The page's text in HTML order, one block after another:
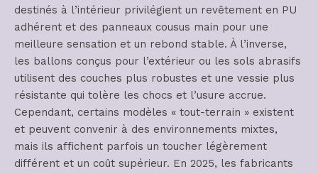
destinés à l’intérieur privilégient un revêtement en PU
adhérent et des panneaux cousus main pour une
meilleure sensation et un rebond stable. À l’inverse,
les ballons conçus pour l’extérieur ou les sols abrasifs
utilisent des couches plus robustes et une vessie plus
résistante qui tolère les chocs et l’usure accrue.
Cependant, certains modèles « tout-terrain » existent
et peuvent convenir à des environnements mixtes,
mais ils affichent parfois un toucher légèrement
différent et un coût supérieur. En 2025, les fabricants